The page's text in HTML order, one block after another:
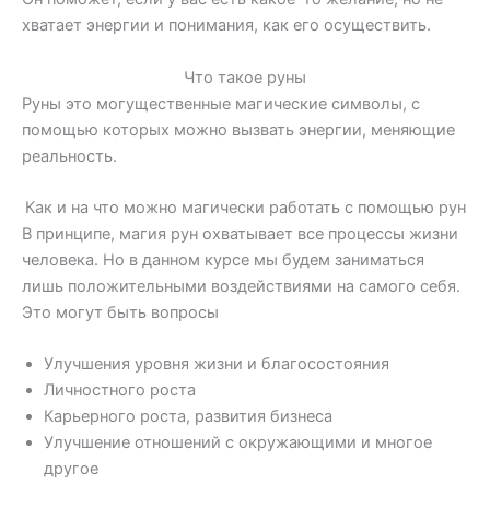
хватает энергии и понимания, как его осуществить.
Что такое руны
Руны это могущественные магические символы, с
помощью которых можно вызвать энергии, меняющие
реальность.
Как и на что можно магически работать с помощью рун
В принципе, магия рун охватывает все процессы жизни
человека. Но в данном курсе мы будем заниматься
лишь положительными воздействиями на самого себя.
Это могут быть вопросы
Улучшения уровня жизни и благосостояния
Личностного роста
Карьерного роста, развития бизнеса
Улучшение отношений с окружающими и многое
другое